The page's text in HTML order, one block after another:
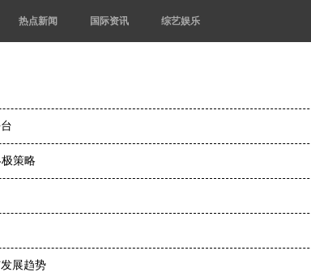
热点新闻 国际资讯 综艺娱乐
策略
展趋势